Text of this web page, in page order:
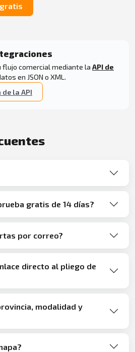
comercial mediante la API de
en JSON o XML.
la API
gratis de 14 días?
por correo?
directo al pliego de
modalidad y